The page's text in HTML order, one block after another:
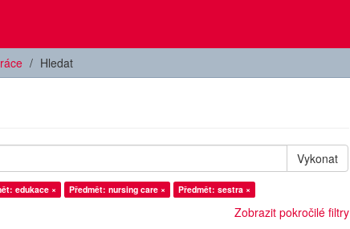
Hledat
Vykonat
edukace × Předmět: nursing care × Předmět: sestra ×
Zobrazit pokročilé filtry